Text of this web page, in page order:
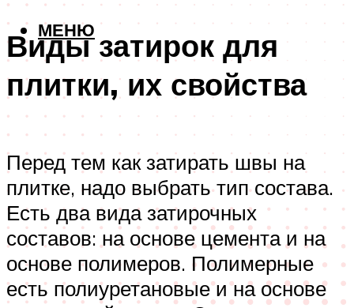
МЕНЮ
Виды затирок для
плитки, их свойства
Перед тем как затирать швы на
плитке, надо выбрать тип состава.
Есть два вида затирочных
составов: на основе цемента и на
основе полимеров. Полимерные
есть полиуретановые и на основе